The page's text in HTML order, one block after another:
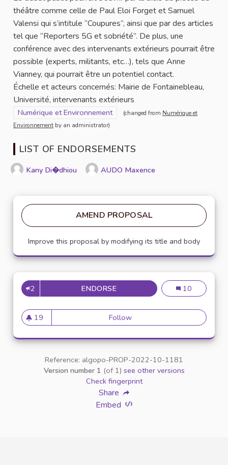
théâtre comme celle de Paul Eloi Forget et Samuel
Valensi qui s’intitule “Coupures”, ainsi que par des articles
tel que “Reporters 5G et sobriété”. De plus, une
conférence avec des intervenants extérieurs pourrait être
possible (experts, militants, etc…), tels que Anne
Vianney, qui pourrait être un potentiel contact.
Échelle et acteurs concernés: Mairie de Fontainebleau,
Université, intervenants extérieurs
Filter results for scope: Numérique et Environnement
Numérique et Environnement (changed from Numérique et
Environnement by an administrator)
LIST OF ENDORSEMENTS
Kany Di�dhiou AUDO Maxence
AMEND PROPOSAL
Improve this proposal by modifying its title and body
2 ENDORSE DÉBAT LOCAL SUR LA 5G
Débat local
10
19
19 followers
FollowDébat local sur la 5G
Reference: algopo-PROP-2022-10-1181
Version number 1 (of 1) see other versions
Check fingerprint
Share
Embed